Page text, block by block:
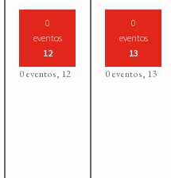
0
eventos
12
0 eventos, 12
0
eventos
13
0 eventos, 13